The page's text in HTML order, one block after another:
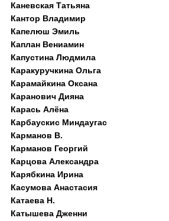
Каневская Татьяна
Кантор Владимир
Капелюш Эмиль
Каплан Вениамин
Капустина Людмила
Каракуручкина Ольга
Карамайкина Оксана
Каранович Дияна
Карась Алёна
Карбаускис Миндаугас
Карманов В.
Карманов Георгий
Карцова Александра
Карябкина Ирина
Касумова Анастасия
Катаева Н.
Катышева Дженни